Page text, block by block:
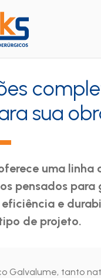
sua
uma linha
pensados para
e
de projeto.
Galvalume, tanto